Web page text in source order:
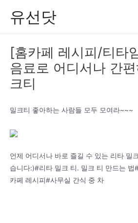
유선닷
[홈카페 레시피/티타
음료로 어디서나 간
크티
밀크티 좋아하는 사람들 모두 모여라~~~
언제 어디서나 바로 즐길 수 있는 리타 밀
습니다:)#리타 밀크 티. 밀크 티 만드는 법
카페 레시피#사무실 간식 중 차